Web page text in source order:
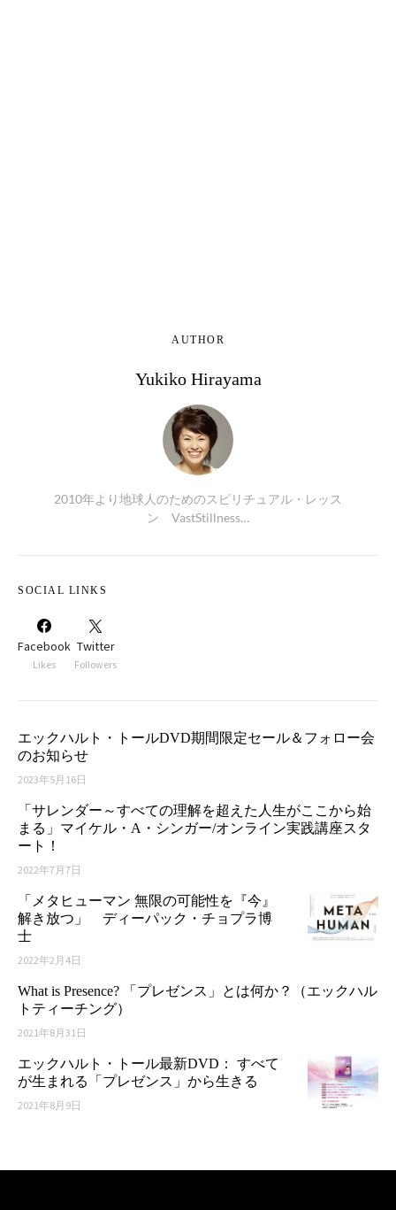
AUTHOR
Yukiko Hirayama
2010年より地球人のためのスピリチュアル・レッス
ン VastStillness…
SOCIAL LINKS
Facebook
Likes
Twitter
Followers
エックハルト・トールDVD期間限定セール＆フォロー会
のお知らせ
2023年5月16日
「サレンダー～すべての理解を超えた人生がここから始
まる」マイケル・A・シンガー/オンライン実践講座スタ
ート！
2022年7月7日
「メタヒューマン 無限の可能性を『今』
解き放つ」 ディーパック・チョプラ博
士
2022年2月4日
What is Presence? 「プレゼンス」とは何か？（エックハル
トティーチング）
2021年8月31日
エックハルト・トール最新DVD： すべて
が生まれる「プレゼンス」から生きる
2021年8月9日